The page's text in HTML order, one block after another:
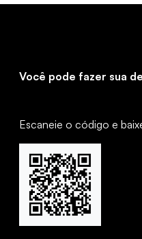
Você pode fazer sua
Escaneie o código e